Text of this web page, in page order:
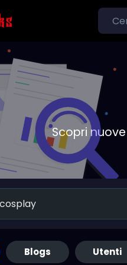
Scopri
Blogs Utenti